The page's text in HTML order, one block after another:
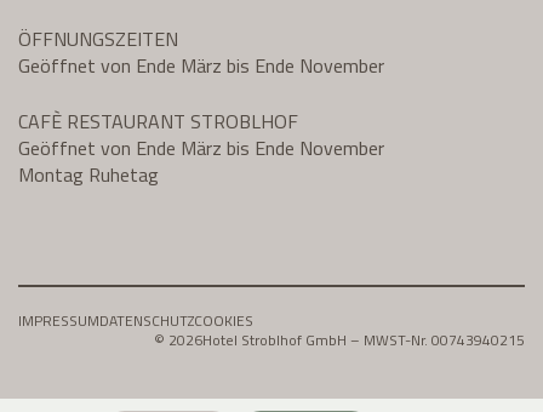
ÖFFNUNGSZEITEN
Geöffnet von Ende März bis Ende November
CAFÈ RESTAURANT STROBLHOF
Geöffnet von Ende März bis Ende November
Montag Ruhetag
IMPRESSUMDATENSCHUTZCOOKIES
© 2026Hotel Stroblhof GmbH – MWST-Nr. 00743940215